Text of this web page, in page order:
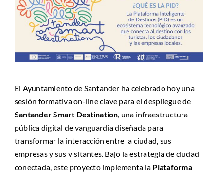
El Ayuntamiento de Santander ha celebrado hoy una
sesión formativa on-line clave para el despliegue de
Santander Smart Destination, una infraestructura
pública digital de vanguardia diseñada para
transformar la interacción entre la ciudad, sus
empresas y sus visitantes. Bajo la estrategia de ciudad
conectada, este proyecto implementa la Plataforma